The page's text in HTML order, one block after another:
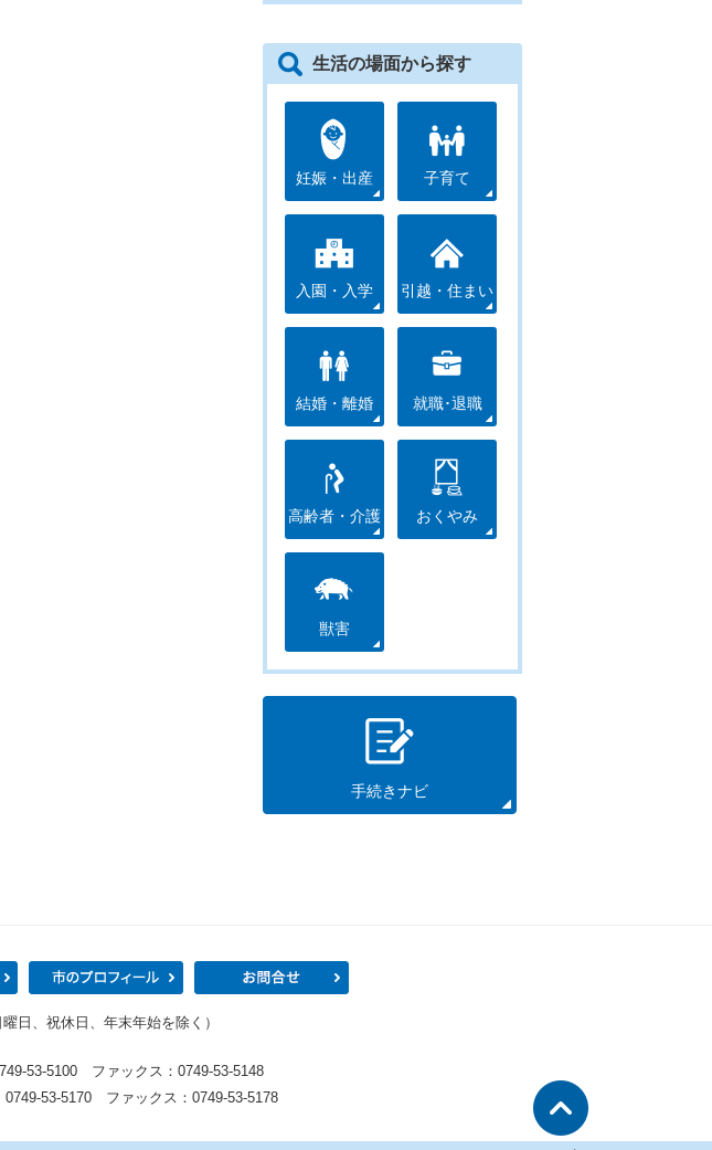
生活の場面から探す
妊娠・出産 子育て
入園・入学 引越・住まい
結婚・離婚 就職･退職
高齢者・介護 おくやみ
獣害
手続きナビ
アクセス 市のプロフィール
日、祝休日、年末年始を除く）
53-5100 ファックス：0749-53-5148
53-5170 ファックス：0749-53-5178